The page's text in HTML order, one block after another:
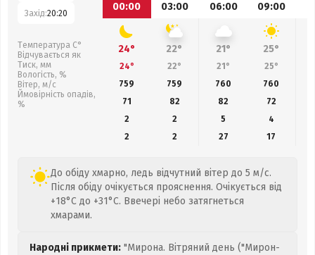
Захід:20:20
Температура С°
Відчувається як
Тиск, мм
Вологість, %
Вітер, м/с
Ймовірність опадів,
%
00:00
03:00 06:00 09:00
24° 22° 21° 25°
24° 22° 21° 25°
759
759 760 760
71
82 82 72
2
2 5
4
2
2 27 17
До обіду хмарно, ледь відчутний вітер до 5 м/с.
Після обіду очікується прояснення. Очікується від
+18°C до +31°C. Ввечері небо затягнеться
хмарами.
Народні прикмети: "Мирона. Вітряний день ("Мирон-